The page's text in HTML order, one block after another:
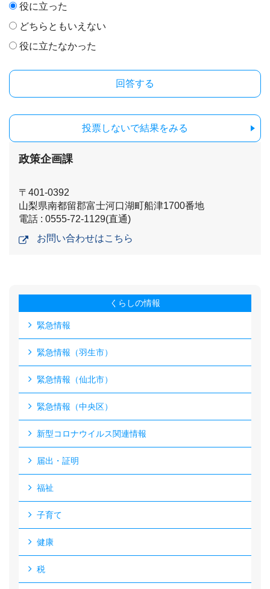
役に立った
どちらともいえない
役に立たなかった
投票しないで結果をみる
政策企画課
〒401-0392
山梨県南都留郡富士河口湖町船津1700番地
電話 : 0555-72-1129(直通)
お問い合わせはこちら
くらしの情報
緊急情報
緊急情報（羽生市）
緊急情報（仙北市）
緊急情報（中央区）
新型コロナウイルス関連情報
届出・証明
福祉
子育て
健康
税